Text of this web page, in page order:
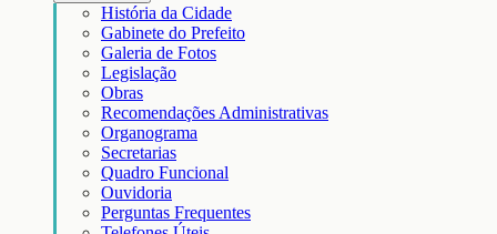
História da Cidade
Gabinete do Prefeito
Galeria de Fotos
Legislação
Obras
Recomendações Administrativas
Organograma
Secretarias
Quadro Funcional
Ouvidoria
Perguntas Frequentes